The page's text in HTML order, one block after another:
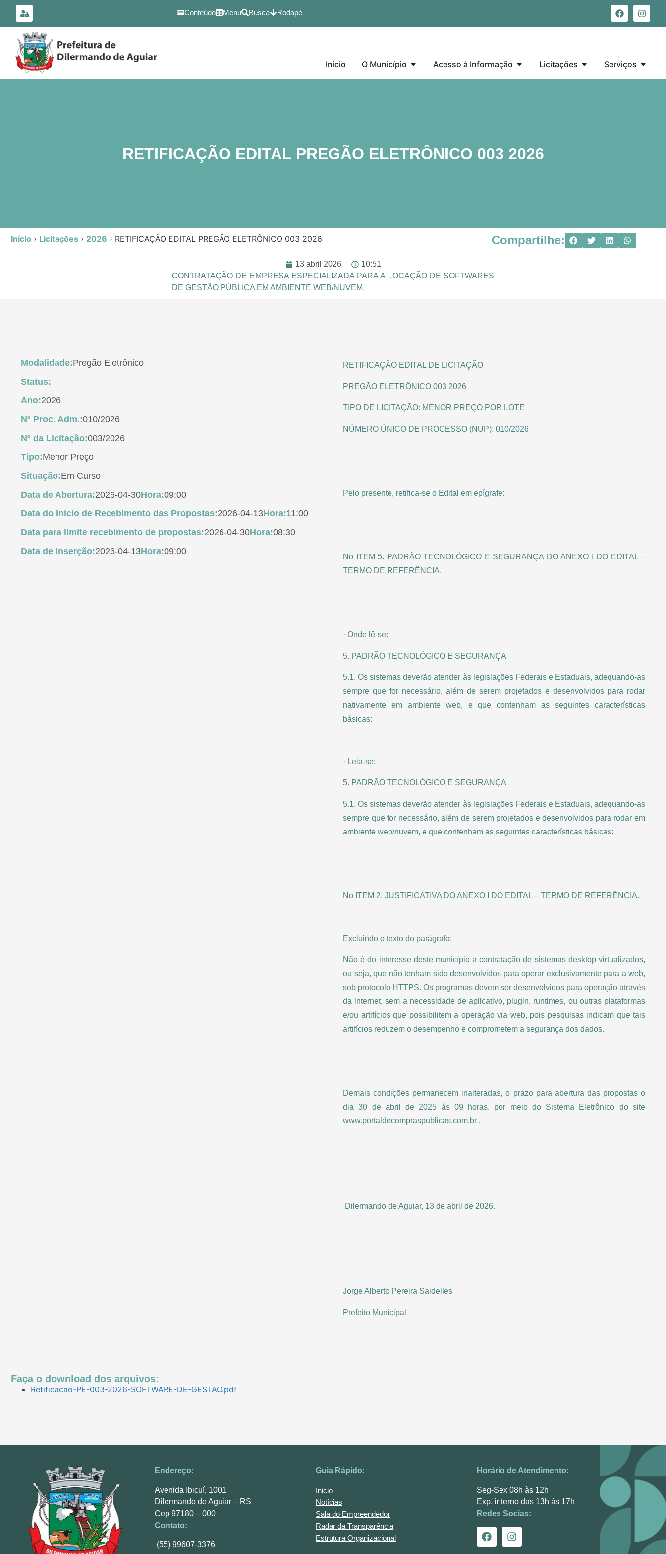
conteúdo
Conteúdo Menu Busca Rodapé
Início O Município Acesso à Informação Licitações Serviços
RETIFICAÇÃO EDITAL PREGÃO ELETRÔNICO 003 2026
Início › Licitações › 2026 › RETIFICAÇÃO EDITAL PREGÃO ELETRÔNICO 003 2026 Compartilhe:
13 abril 2026
10:51
CONTRATAÇÃO DE EMPRESA ESPECIALIZADA PARA A LOCAÇÃO DE SOFTWARES
DE GESTÃO PÚBLICA EM AMBIENTE WEB/NUVEM.
Modalidade:Pregão Eletrônico
Status:
Ano:2026
Nº Proc. Adm.:010/2026
Nº da Licitação:003/2026
Tipo:Menor Preço
Situação:Em Curso
Data de Abertura:2026-04-30Hora:09:00
Data do Inicio de Recebimento das Propostas:2026-04-13Hora:11:00
Data para limite recebimento de propostas:2026-04-30Hora:08:30
Data de Inserção:2026-04-13Hora:09:00
RETIFICAÇÃO EDITAL DE LICITAÇÃO
PREGÃO ELETRÔNICO 003 2026
TIPO DE LICITAÇÃO: MENOR PREÇO POR LOTE
NÚMERO ÚNICO DE PROCESSO (NUP): 010/2026
Pelo presente, retifica-se o Edital em epígrafe:
No ITEM 5. PADRÃO TECNOLÓGICO E SEGURANÇA DO ANEXO I DO EDITAL –
TERMO DE REFERÊNCIA.
· Onde lê-se:
5. PADRÃO TECNOLÓGICO E SEGURANÇA
5.1. Os sistemas deverão atender às legislações Federais e Estaduais, adequando-as
sempre que for necessário, além de serem projetados e desenvolvidos para rodar
nativamente em ambiente web, e que contenham as seguintes características
básicas:
· Leia-se:
5. PADRÃO TECNOLÓGICO E SEGURANÇA
5.1. Os sistemas deverão atender às legislações Federais e Estaduais, adequando-as
sempre que for necessário, além de serem projetados e desenvolvidos para rodar em
ambiente web/nuvem, e que contenham as seguintes características básicas:
No ITEM 2. JUSTIFICATIVA DO ANEXO I DO EDITAL – TERMO DE REFERÊNCIA.
Excluindo o texto do parágrafo:
Não é do interesse deste município a contratação de sistemas desktop virtualizados,
ou seja, que não tenham sido desenvolvidos para operar exclusivamente para a web,
sob protocolo HTTPS. Os programas devem ser desenvolvidos para operação através
da internet, sem a necessidade de aplicativo, plugin, runtimes, ou outras plataformas
e/ou artifícios que possibilitem a operação via web, pois pesquisas indicam que tais
artifícios reduzem o desempenho e comprometem a segurança dos dados.
Demais condições permanecem inalteradas, o prazo para abertura das propostas o
dia 30 de abril de 2025 ás 09 horas, por meio do Sistema Eletrônico do site
www.portaldecompraspublicas.com.br .
Dilermando de Aguiar, 13 de abril de 2026.
Jorge Alberto Pereira Saidelles
Prefeito Municipal
Faça o download dos arquivos:
Retificacao-PE-003-2026-SOFTWARE-DE-GESTAO.pdf
Endereço:
Avenida Ibicuí, 1001
Dilermando de Aguiar – RS
Cep 97180 – 000
Contato:
(55) 99607-3376
Guia Rápido:
Inicio
Notícias
Sala do Empreendedor
Radar da Transparência
Estrutura Organizacional
Horário de Atendimento:
Seg-Sex 08h às 12h
Exp. interno das 13h às 17h
Redes Socias: